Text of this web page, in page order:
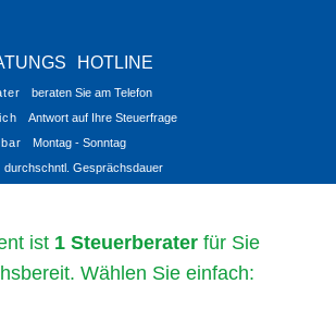
HOTLINE
beraten Sie am Telefon
Antwort auf Ihre Steuerfrage
Montag - Sonntag
durchschntl. Gesprächsdauer
ist 1 Steuerberaterfür Sie
Wählen Sie einfach: